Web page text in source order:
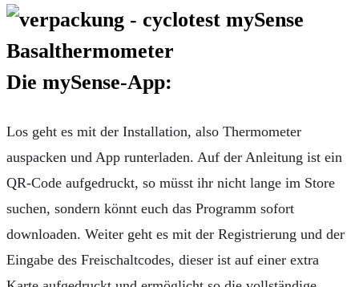
Die mySense-App:
Los geht es mit der Installation, also Thermometer
auspacken und App runterladen. Auf der Anleitung ist ein
QR-Code aufgedruckt, so müsst ihr nicht lange im Store
suchen, sondern könnt euch das Programm sofort
downloaden. Weiter geht es mit der Registrierung und der
Eingabe des Freischaltcodes, dieser ist auf einer extra